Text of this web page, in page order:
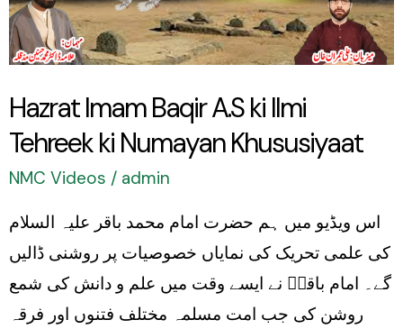
Hazrat Imam Baqir A.S ki Ilmi
Tehreek ki Numayan Khususiyaat
NMC Videos / admin
اس ویڈیو میں ہم حضرت امام محمد باقر علیہ السلام
کی علمی تحریک کی نمایاں خصوصیات پر روشنی ڈالیں
گے۔ امام باقرؑ نے ایسے وقت میں علم و دانش کی شمع
روشن کی جب امت مسلمہ مختلف فتنوں اور فرقہ
Ilmi
Tehreek
Numayan
Khususiyaat